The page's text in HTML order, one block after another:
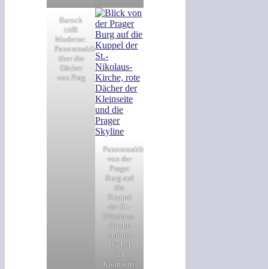
Barock
trifft
Moderne:
Panoramablick
über die
Dächer
von Prag
Panoramablick
von der
Prager
Burg auf
die
Kuppel
der St.-
Nikolaus-
Kirche
und die
Dächer
der
Kleinseite.